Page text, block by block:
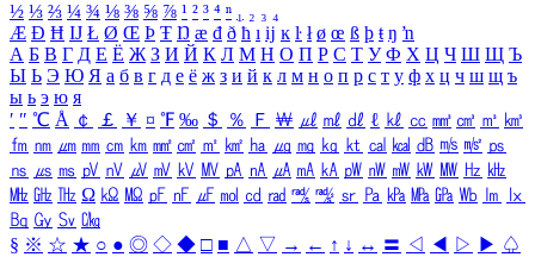
½ ⅓ ⅔ ¼ ¾ ⅛ ⅜ ⅝ ⅞ ¹ ² ³ ⁴ ⁿ ₁ ₂ ₃ ₄
Æ Ð Ħ Ĳ Ł Ø Œ Þ Ŧ Ŋ æ đ ð ħ ı ĳ ĸ ŀ ł ø œ ß þ ŧ ŋ ŉ
А Б В Г Д Е Ё Ж З И Й К Л М Н О П Р С Т У Ф Х Ц Ч Ш Щ Ъ
Ы Ь Э Ю Я а б в г д е ё ж з и й к л м н о п р с т у ф х ц ч ш щ ъ
ы ь э ю я
′ ″ ℃ Å ￠ ￡ ￥ ¤ ℉ ‰ ＄ ％ Ｆ ￦ ㎕ ㎖ ㎗ ℓ ㎘ ㏄ ㎣ ㎤ ㎥ ㎦
㎙ ㎚ ㎛ ㎜ ㎝ ㎞ ㎟ ㎠ ㎡ ㎢ ㏊ ㎍ ㎎ ㎏ ㏏ ㎈ ㎉ ㏈ ㎧ ㎨ ㎰
㎱ ㎲ ㎳ ㎴ ㎵ ㎶ ㎷ ㎸ ㎹ ㎀ ㎁ ㎂ ㎃ ㎄ ㎺ ㎻ ㎽ ㎾ ㎿ ㎐ ㎑
㎒ ㎓ ㎔ Ω ㏀ ㏁ ㎊ ㎋ ㎌ ㏖ ㏅ ㎭ ㎮ ㎯ ㏛ ㎩ ㎪ ㎫ ㎬ ㏝ ㏐
㏓
㏃ ㏉ ㏜ ㏆
§ ※ ☆ ★ ○ ● ◎ ◇ ◆ □ ■ △ ▽ → ← ↑ ↓ ↔ 〓 ◁ ◀ ▷ ▶ ♤